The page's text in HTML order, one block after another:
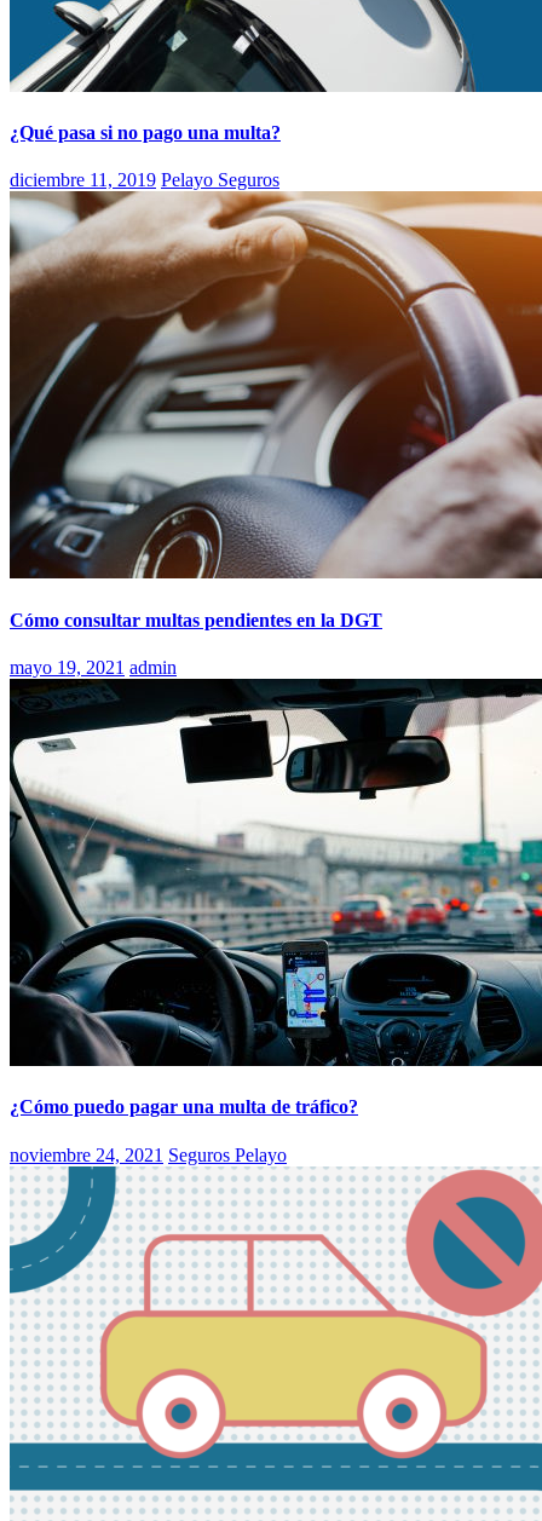
¿Qué pasa si no pago una multa?
diciembre 11, 2019 Pelayo Seguros
Cómo consultar multas pendientes en la DGT
mayo 19, 2021 admin
¿Cómo puedo pagar una multa de tráfico?
noviembre 24, 2021 Seguros Pelayo